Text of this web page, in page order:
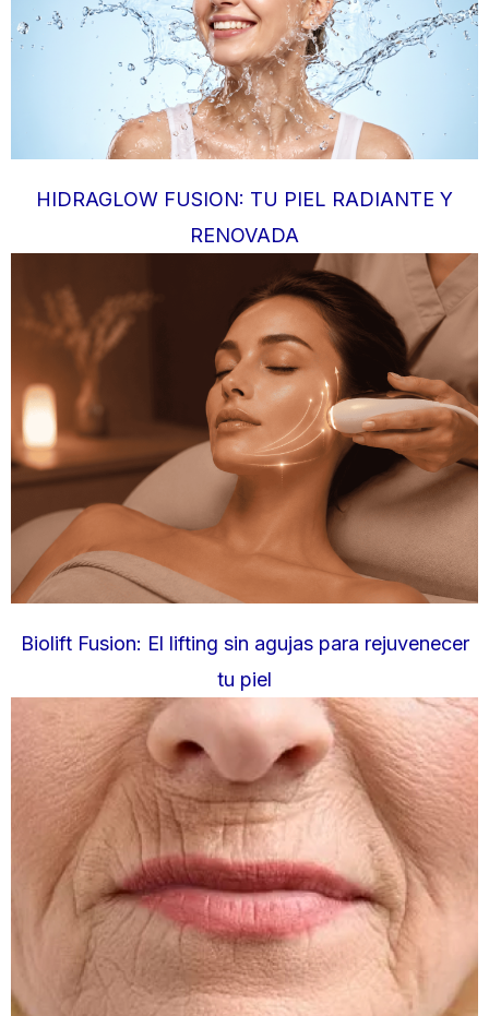
HIDRAGLOW FUSION: TU PIEL RADIANTE Y
RENOVADA
Biolift Fusion: El lifting sin agujas para rejuvenecer
tu piel